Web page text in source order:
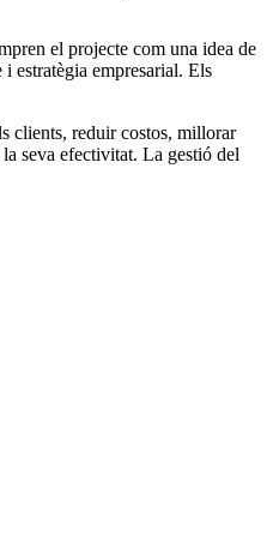
el projecte com una idea de
estratègia empresarial. Els
clients, reduir costos, millorar
seva efectivitat. La gestió del